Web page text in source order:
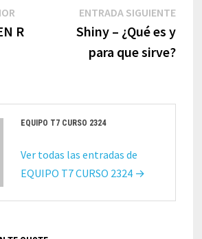
anterior:
R
ENTRADA SIGUIENTE
Shiny – ¿Qué es y
para que sirve?
EQUIPO T7 CURSO 2324
Ver todas las entradas de
EQUIPO T7 CURSO 2324 →